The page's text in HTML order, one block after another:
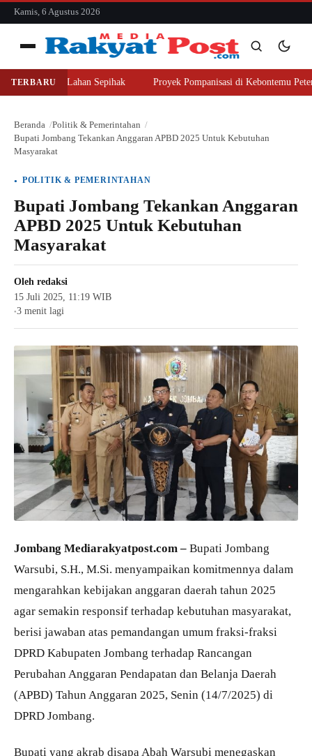
konten
Kamis, 6 Agustus 2026
Menu
Cari
Cari
TERBARU
Beli Lahan Sepihak Proyek Pompanisasi di Kebontemu Peterongan
Beranda
Politik & Pemerintahan
Bupati Jombang Tekankan Anggaran APBD 2025 Untuk Kebutuhan
Masyarakat
POLITIK & PEMERINTAHAN
Bupati Jombang Tekankan Anggaran
APBD 2025 Untuk Kebutuhan
Masyarakat
Oleh redaksi
15 Juli 2025, 11:19 WIB
●3 menit lagi
Jombang Mediarakyatpost.com – Bupati Jombang
Warsubi, S.H., M.Si. menyampaikan komitmennya dalam
mengarahkan kebijakan anggaran daerah tahun 2025
agar semakin responsif terhadap kebutuhan masyarakat,
berisi jawaban atas pemandangan umum fraksi-fraksi
DPRD Kabupaten Jombang terhadap Rancangan
Perubahan Anggaran Pendapatan dan Belanja Daerah
(APBD) Tahun Anggaran 2025, Senin (14/7/2025) di
DPRD Jombang.
Bupati yang akrab disapa Abah Warsubi menegaskan